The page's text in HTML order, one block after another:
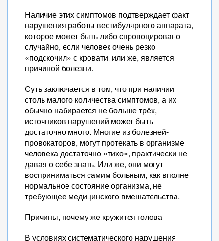
Наличие этих симптомов подтверждает факт
нарушения работы вестибулярного аппарата,
которое может быть либо спровоцировано
случайно, если человек очень резко
«подскочил» с кровати, или же, является
причиной болезни.
Суть заключается в том, что при наличии
столь малого количества симптомов, а их
обычно набирается не больше трёх,
источников нарушений может быть
достаточно много. Многие из болезней-
провокаторов, могут протекать в организме
человека достаточно «тихо», практически не
давая о себе знать. Или же, они могут
восприниматься самим больным, как вполне
нормальное состояние организма, не
требующее медицинского вмешательства.
Причины, почему же кружится голова
В условиях систематического нарушения